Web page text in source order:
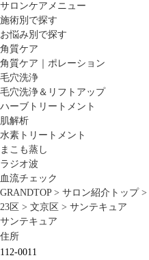
サロンケアメニュー
施術別で探す
お悩み別で探す
角質ケア
角質ケア｜ポレーション
毛穴洗浄
毛穴洗浄＆リフトアップ
ハーブトリートメント
肌解析
水素トリートメント
まこも蒸し
ラジオ波
血流チェック
GRANDTOP > サロン紹介トップ >
23区 > 文京区 > サンテキュア
サンテキュア
住所
112-0011